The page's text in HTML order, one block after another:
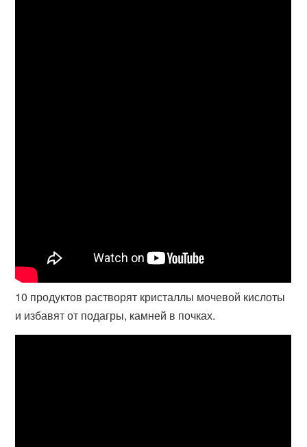
10 продуктов растворят кристаллы мочевой кислоты
и избавят от подагры, камней в почках.